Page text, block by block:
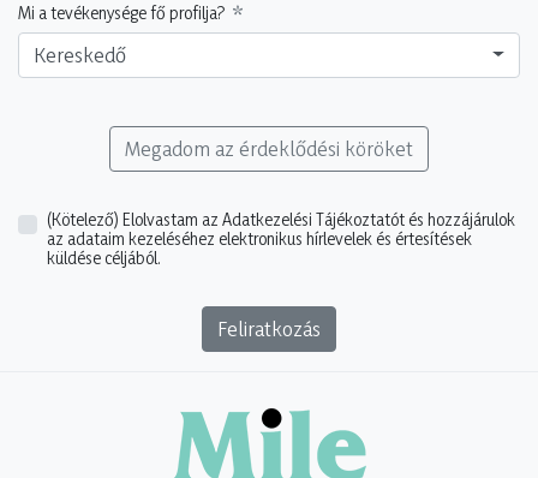
Mi a tevékenysége fő profilja?
Kereskedő
Megadom az érdeklődési köröket
(Kötelező) Elolvastam az Adatkezelési Tájékoztatót és hozzájárulok
az adataim kezeléséhez elektronikus hírlevelek és értesítések
küldése céljából.
Feliratkozás